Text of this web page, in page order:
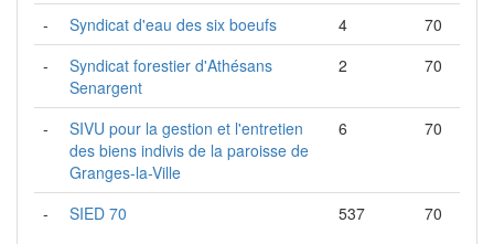
-
Syndicat d'eau des six boeufs 4
70
-
Syndicat forestier d'Athésans
Senargent
2 70
-
SIVU pour la gestion et l'entretien
des biens indivis de la paroisse de
Granges-la-Ville
6 70
- SIED 70 537 70